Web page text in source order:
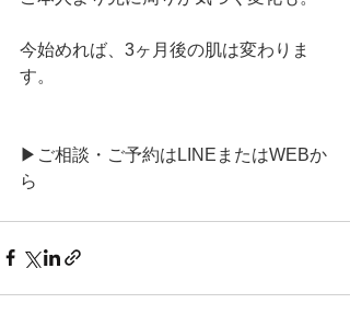
今始めれば、3ヶ月後の肌は変わりま
す。
▶ご相談・ご予約はLINEまたはWEBか
ら